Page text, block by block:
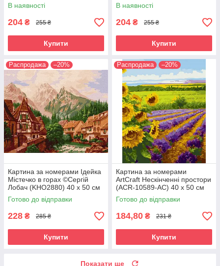
В наявності
204 ₴ 255 ₴
Купити
В наявності
204 ₴ 255 ₴
Купити
Распродажа –20%
Картина за номерами Ідейка
Містечко в горах ©Сергій
Лобач (KHO2880) 40 х 50 см
Готово до відправки
228 ₴ 285 ₴
Купити
Распродажа –20%
Картина за номерами
ArtCraft Нескінченні простори
(ACR-10589-AC) 40 х 50 см
Готово до відправки
184,80 ₴ 231 ₴
Купити
Показати ще